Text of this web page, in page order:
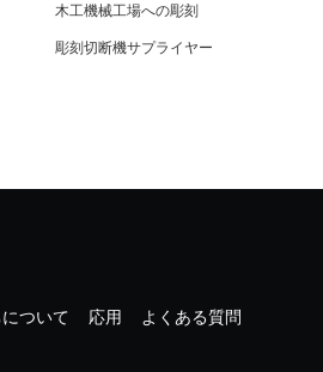
木工機械工場への彫刻
彫刻切断機サプライヤー
ついて 応用
よくある質問